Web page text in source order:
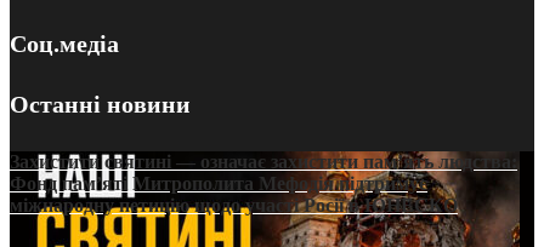
Соц.медіа
Останні новини
Захистити святині — означає захистити пам’ять людства:
Фонд пам’яті Митрополита Мефодія підтримує
міжнародну петицію щодо участі Росії в ЮНЕСКО